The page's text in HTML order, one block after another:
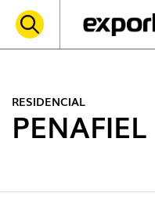
RESIDENCIAL